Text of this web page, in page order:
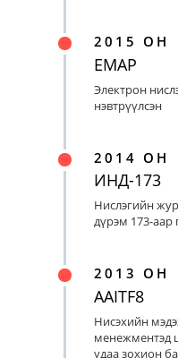
2015 ОН
EMAP
Электрон
нэвтрүүлсэн
2014 ОН
ИНД-173
Нислэгийн
дүрэм 173-аар
2013 ОН
AAITF8
Нисэхийн
менежментэд
удаа зохион